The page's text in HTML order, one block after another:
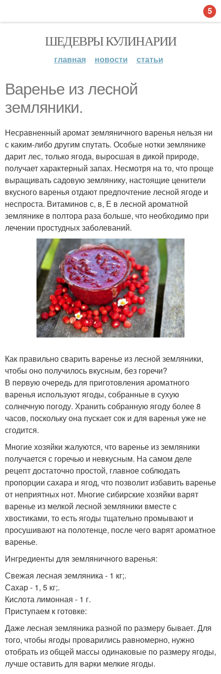
ШЕДЕВРЫ КУЛИНАРИИ
главная новости статьи
Варенье из лесной
земляники.
Несравненный аромат земляничного варенья нельзя ни
с каким-либо другим спутать. Особые нотки землянике
дарит лес, только ягода, выросшая в дикой природе,
получает характерный запах. Несмотря на то, что проще
выращивать садовую землянику, настоящие ценители
вкусного варенья отдают предпочтение лесной ягоде и
неспроста. Витаминов с, в, Е в лесной ароматной
землянике в полтора раза больше, что необходимо при
лечении простудных заболеваний.
Как правильно сварить варенье из лесной земляники,
чтобы оно получилось вкусным, без горечи?
В первую очередь для приготовления ароматного
варенья используют ягоды, собранные в сухую
солнечную погоду. Хранить собранную ягоду более 8
часов, поскольку она пускает сок и для варенья уже не
сгодится.
Многие хозяйки жалуются, что варенье из земляники
получается с горечью и невкусным. На самом деле
рецепт достаточно простой, главное соблюдать
пропорции сахара и ягод, что позволит избавить варенье
от неприятных нот. Многие сибирские хозяйки варят
варенье из мелкой лесной земляники вместе с
хвостиками, то есть ягоды тщательно промывают и
просушивают на полотенце, после чего варят ароматное
варенье.
Ингредиенты для земляничного варенья:
Свежая лесная земляника - 1 кг;.
Сахар - 1, 5 кг;.
Кислота лимонная - 1 г.
Приступаем к готовке:
Даже лесная земляника разной по размеру бывает. Для
того, чтобы ягоды проварились равномерно, нужно
отобрать из общей массы одинаковые по размеру ягоды,
лучше оставить для варки мелкие ягоды.
5